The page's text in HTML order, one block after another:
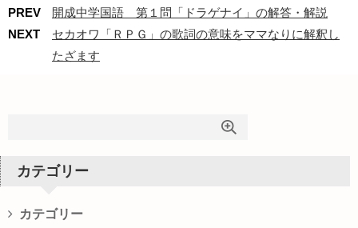
PREV
開成中学国語 第１問「ドラゲナイ」の解答・解説
NEXT
セカオワ「ＲＰＧ」の歌詞の意味をママなりに解釈し
たざます
カテゴリー
カテゴリー